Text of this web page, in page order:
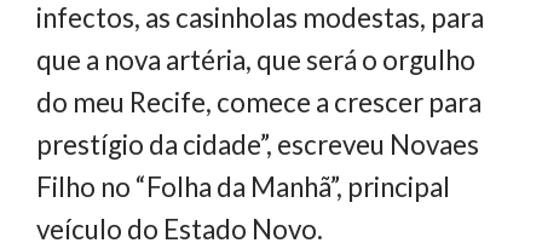
infectos, as casinholas modestas, para
que a nova artéria, que será o orgulho
do meu Recife, comece a crescer para
prestígio da cidade”, escreveu Novaes
Filho no “Folha da Manhã”, principal
veículo do Estado Novo.